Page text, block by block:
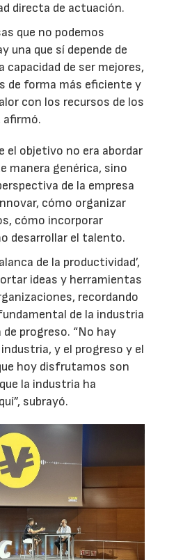
directa de actuación.
que no podemos
una que sí depende de
de ser mejores,
de forma más eficiente y
con los recursos de los
afirmó.
el objetivo no era abordar
manera genérica, sino
de la empresa
cómo organizar
cómo incorporar
desarrollar el talento.
de la productividad’,
ideas y herramientas
recordando
de la industria
progreso. “No hay
y el progreso y el
hoy disfrutamos son
la industria ha
subrayó.